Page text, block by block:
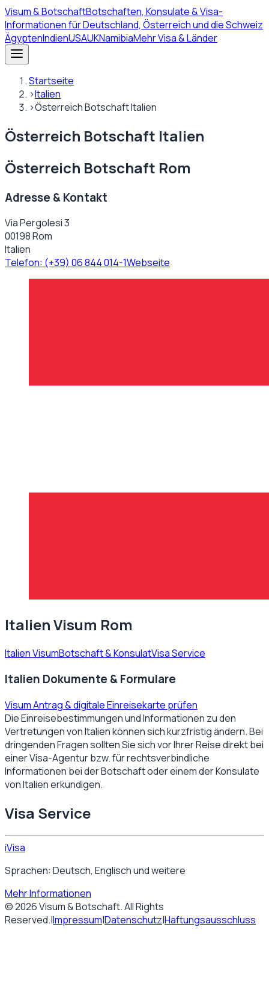
Visum& BotschaftBotschaften, Konsulate & Visa-
Informationen für Deutschland, Österreich und die Schweiz
ÄgyptenIndienUSAUKNamibiaMehr Visa & Länder
Startseite
›Italien
›Österreich Botschaft Italien
Österreich Botschaft Italien
Österreich Botschaft Rom
Adresse & Kontakt
Via Pergolesi 3
00198 Rom
Italien
Telefon: (+39) 06 844 014-1Webseite
Italien Visum Rom
Italien VisumBotschaft & KonsulatVisa Service
Italien Dokumente & Formulare
Visum Antrag & digitale Einreisekarte prüfen
Die Einreisebestimmungen und Informationen zu den
Vertretungen vonItalienkönnen sich kurzfristig ändern. Bei
dringenden Fragen sollten Sie sich vor Ihrer Reise direkt bei
einer Visa-Agentur bzw. für rechtsverbindliche
Informationen bei der Botschaft oder einem der Konsulate
vonItalienerkundigen.
Visa Service
iVisa
Sprachen: Deutsch, Englisch und weitere
Mehr Informationen
©2026Visum & Botschaft. All Rights
Reserved.|Impressum|Datenschutz|Haftungsausschluss